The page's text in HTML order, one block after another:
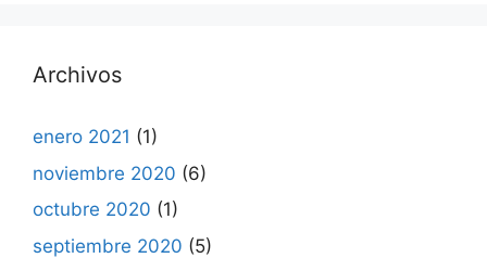
Archivos
enero 2021 (1)
noviembre 2020 (6)
octubre 2020 (1)
septiembre 2020 (5)